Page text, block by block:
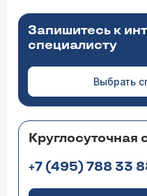
Запишитесь к
специалисту
Выбрать
Круглосуточная
+7 (495) 788 33